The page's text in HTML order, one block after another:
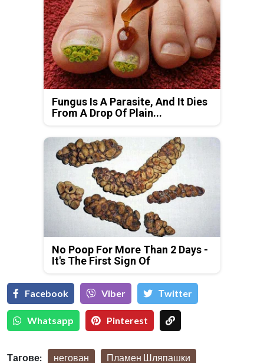
Fungus Is A Parasite, And It Dies
From A Drop Of Plain...
No Poop For More Than 2 Days -
It's The First Sign Of
Facebook Viber Тwitter
Whatsapp Pinterest
Тагове: негован Пламен Шляпашки